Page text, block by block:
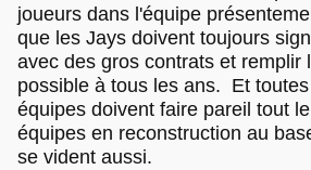
joueurs dans l'équipe
que les Jays doivent toujours
avec des gros contrats et remplir
possible à tous les ans. Et
équipes doivent faire pareil tout
équipes en reconstruction au
se vident aussi.